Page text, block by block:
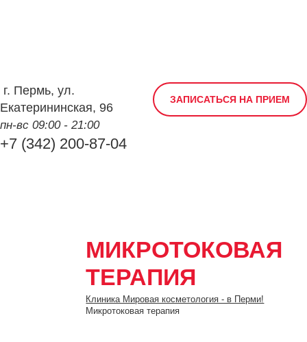
г. Пермь, ул.
Екатерининская, 96
пн-вс 09:00 - 21:00
+7 (342) 200-87-04
ЗАПИСАТЬСЯ НА ПРИЕМ
МИКРОТОКОВАЯ
ТЕРАПИЯ
Клиника Мировая косметология - в Перми!
Микротоковая терапия